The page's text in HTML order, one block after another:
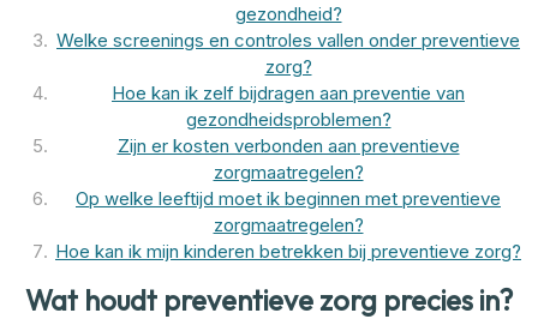
gezondheid?
Welke screenings en controles vallen onder preventieve
zorg?
Hoe kan ik zelf bijdragen aan preventie van
gezondheidsproblemen?
Zijn er kosten verbonden aan preventieve
zorgmaatregelen?
Op welke leeftijd moet ik beginnen met preventieve
zorgmaatregelen?
Hoe kan ik mijn kinderen betrekken bij preventieve zorg?
Wat houdt preventieve zorg precies in?